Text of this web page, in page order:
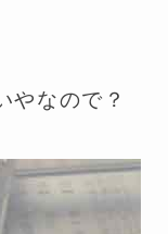
やなので？